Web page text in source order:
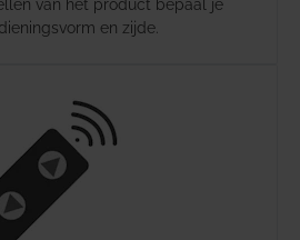
van het product bepaal je
en zijde.